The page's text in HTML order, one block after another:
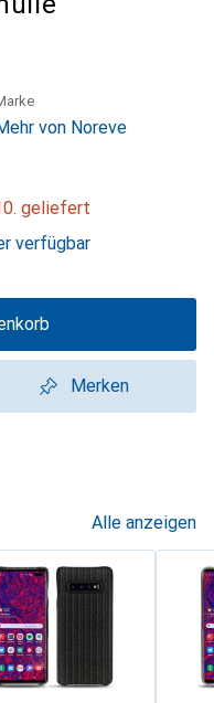
von Noreve
geliefert
verfügbar
Merken
Alle anzeigen